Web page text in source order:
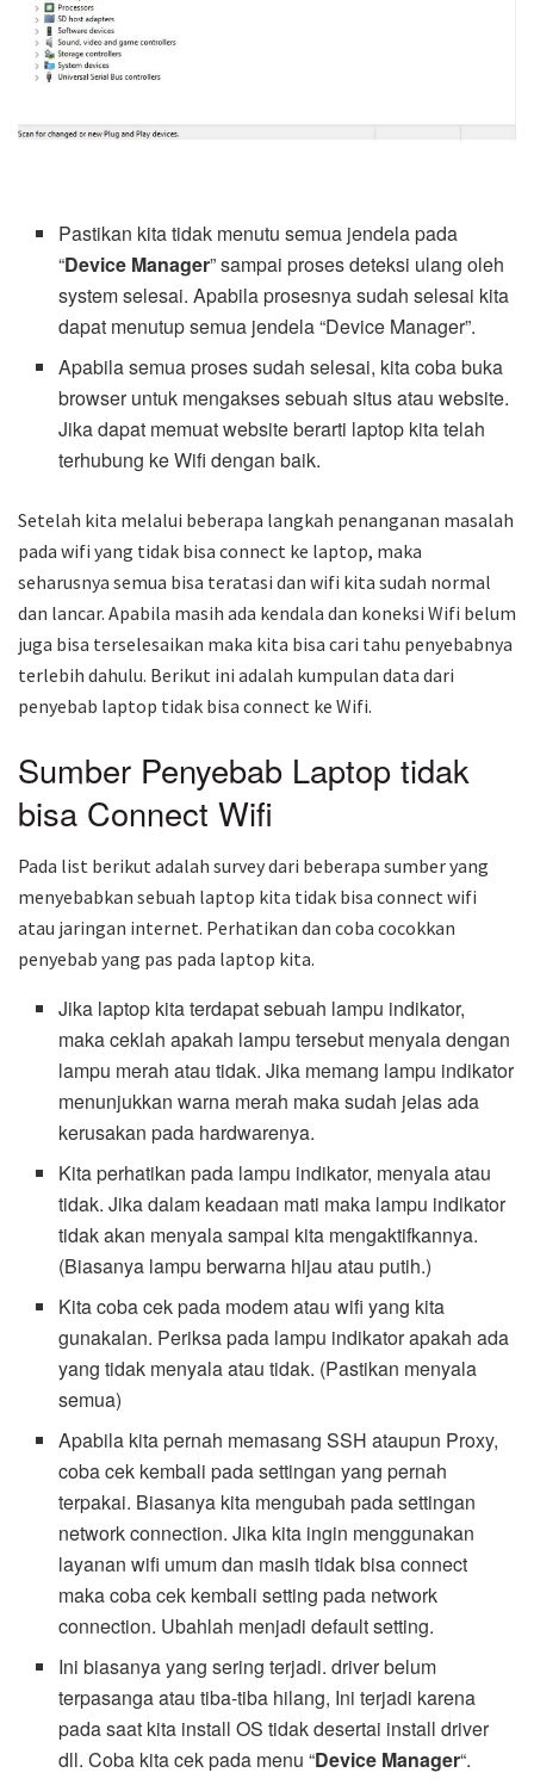
Pastikan kita tidak menutu semua jendela pada
“Device Manager” sampai proses deteksi ulang oleh
system selesai. Apabila prosesnya sudah selesai kita
dapat menutup semua jendela “Device Manager”.
Apabila semua proses sudah selesai, kita coba buka
browser untuk mengakses sebuah situs atau website.
Jika dapat memuat website berarti laptop kita telah
terhubung ke Wifi dengan baik.
Setelah kita melalui beberapa langkah penanganan masalah
pada wifi yang tidak bisa connect ke laptop, maka
seharusnya semua bisa teratasi dan wifi kita sudah normal
dan lancar. Apabila masih ada kendala dan koneksi Wifi belum
juga bisa terselesaikan maka kita bisa cari tahu penyebabnya
terlebih dahulu. Berikut ini adalah kumpulan data dari
penyebab laptop tidak bisa connect ke Wifi.
Sumber Penyebab Laptop tidak
bisa Connect Wifi
Pada list berikut adalah survey dari beberapa sumber yang
menyebabkan sebuah laptop kita tidak bisa connect wifi
atau jaringan internet. Perhatikan dan coba cocokkan
penyebab yang pas pada laptop kita.
Jika laptop kita terdapat sebuah lampu indikator,
maka ceklah apakah lampu tersebut menyala dengan
lampu merah atau tidak. Jika memang lampu indikator
menunjukkan warna merah maka sudah jelas ada
kerusakan pada hardwarenya.
Kita perhatikan pada lampu indikator, menyala atau
tidak. Jika dalam keadaan mati maka lampu indikator
tidak akan menyala sampai kita mengaktifkannya.
(Biasanya lampu berwarna hijau atau putih.)
Kita coba cek pada modem atau wifi yang kita
gunakalan. Periksa pada lampu indikator apakah ada
yang tidak menyala atau tidak. (Pastikan menyala
semua)
Apabila kita pernah memasang SSH ataupun Proxy,
coba cek kembali pada settingan yang pernah
terpakai. Biasanya kita mengubah pada settingan
network connection. Jika kita ingin menggunakan
layanan wifi umum dan masih tidak bisa connect
maka coba cek kembali setting pada network
connection. Ubahlah menjadi default setting.
Ini biasanya yang sering terjadi. driver belum
terpasanga atau tiba-tiba hilang, Ini terjadi karena
pada saat kita install OS tidak desertai install driver
dll. Coba kita cek pada menu “Device Manager“.